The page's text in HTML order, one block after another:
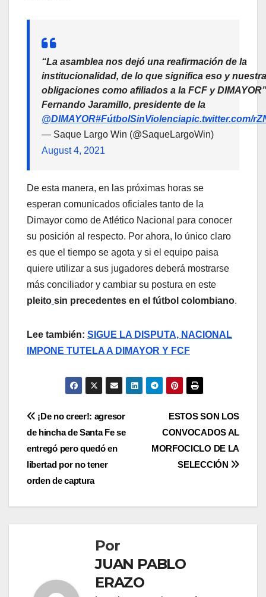
“La asamblea nos dejó una reafirmación de la
institucionalidad, de lo que significa eso y
obligaciones como afiliados a la FCF y
Fernando Jaramillo, presidente de la
@DIMAYOR#FútbolSinViolenciapic.twitter.com/
— Saque Largo Win (@SaqueLargoWin)
August 4, 2021
De esta manera, en las próximas horas se
esperan comunicados oficiales tanto de la
Dimayor como de Atlético Nacional para conocer
su posición al respecto. Por ahora, lo único claro
es que el tiempo se agota y si el equipo paisa
quiere utilizar a sus jugadores deberá mostrarse
más conciliador y cambiar su postura en este
pleito sin precedentes en el fútbol colombiano.
Lee también: SIGUE LA DISPUTA, NACIONAL
IMPONE TUTELA A DIMAYOR Y FCF
ESTOS SON LOS
CONVOCADOS AL
MORFOCICLO DE LA
SELECCIÓN
¡De no creer!: agresor
de hincha de Santa Fe se
entregó pero quedó en
libertad por no tener
orden de captura
Por
JUAN PABLO
ERAZO